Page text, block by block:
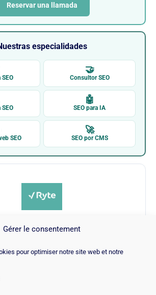
Gérer le consentement
pour optimiser notre site web et notre
Reservar una llamada
especialidades
SEO
🤝
Consultor SEO
🤖
SEO para IA
SEO
🚀
SEO por CMS